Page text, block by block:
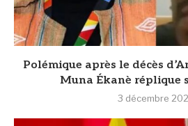
Polémique après le décès
Muna Ékanè réplique
3 décembre